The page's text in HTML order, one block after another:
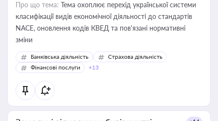
Про що тема: Тема охоплює перехід української системи
класифікації видів економічної діяльності до стандартів
NACE, оновлення кодів КВЕД та пов'язані нормативні
зміни
Банківська діяльність
Страхова діяльність
Фінансові послуги
+13